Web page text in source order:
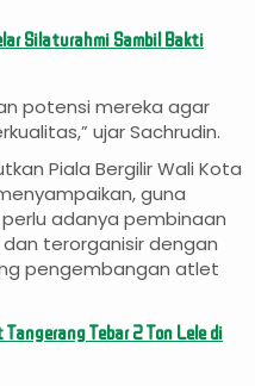
Silaturahmi Sambil Bakti
potensi mereka agar
ujar Sachrudin.
Piala Bergilir Wali Kota
guna
adanya pembinaan
terorganisir dengan
pengembangan atlet
Tebar 2 Ton Lele di